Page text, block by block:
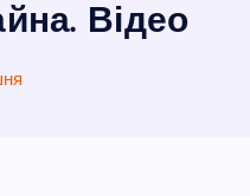
Відео